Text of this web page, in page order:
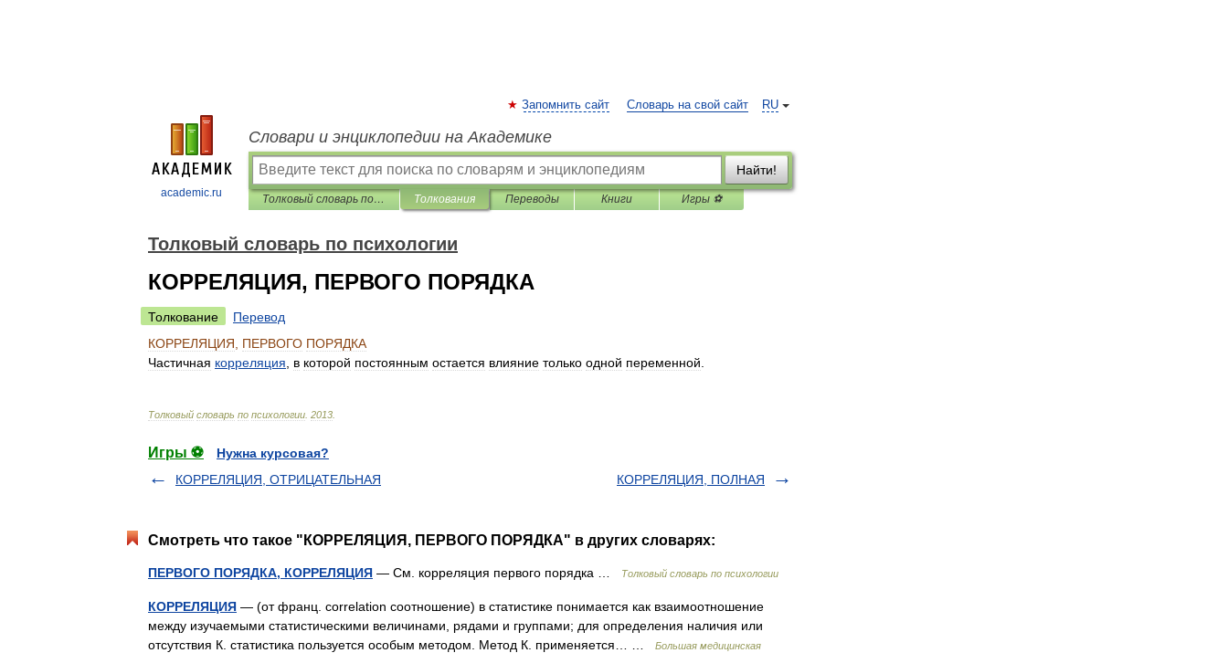
academic.ru
RU
Запомнить сайт Словарь на свой сайт
Словари и энциклопедии на Академике
Найти!
Толковый словарь по психологии Толкования Переводы Книги Игры ⚽
Толковый словарь по психологии
КОРРЕЛЯЦИЯ, ПЕРВОГО ПОРЯДКА
Толкование
Перевод
КОРРЕЛЯЦИЯ
ПЕРВОГО ПОРЯДКА
Частичная корреляция в которой постоянным остается влияние только одной переменной
Толковый словарь по психологии 2013
Игры ⚽
Нужна курсовая?
КОРРЕЛЯЦИЯ, ОТРИЦАТЕЛЬНАЯ
КОРРЕЛЯЦИЯ, ПОЛНАЯ
Смотреть что такое "КОРРЕЛЯЦИЯ, ПЕРВОГО ПОРЯДКА" в других словарях:
ПЕРВОГО ПОРЯДКА, КОРРЕЛЯЦИЯ — См. корреляция первого порядка … Толковый словарь по психологии
КОРРЕЛЯЦИЯ — (от франц. correlation соотношение) в статистике понимается как взаимоотношение
между изучаемыми статистическими величинами, рядами и группами; для определения наличия или
отсутствия К. статистика пользуется особым методом. Метод К. применяется… …
Большая медицинская